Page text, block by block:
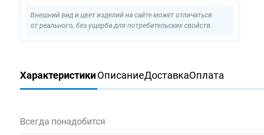
Внешний вид и цвет изделий на сайте может отличаться
от реального, без ущерба для потребительских свойств.
ХарактеристикиОписаниеДоставкаОплата
Всегда понадобится